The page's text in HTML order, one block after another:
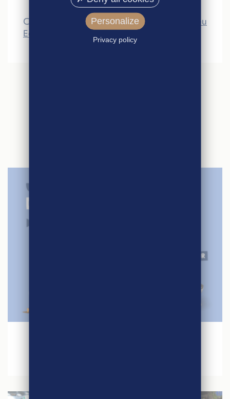
Consulter le règlement >>> Règlement jeu
Eco Citoyen
Personalize
Privacy policy